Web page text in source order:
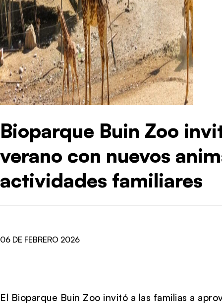
Bioparque Buin Zoo
verano con nuevos
actividades familiares
06 DE FEBRERO 2026
El Bioparque Buin Zoo invitó a las familias a